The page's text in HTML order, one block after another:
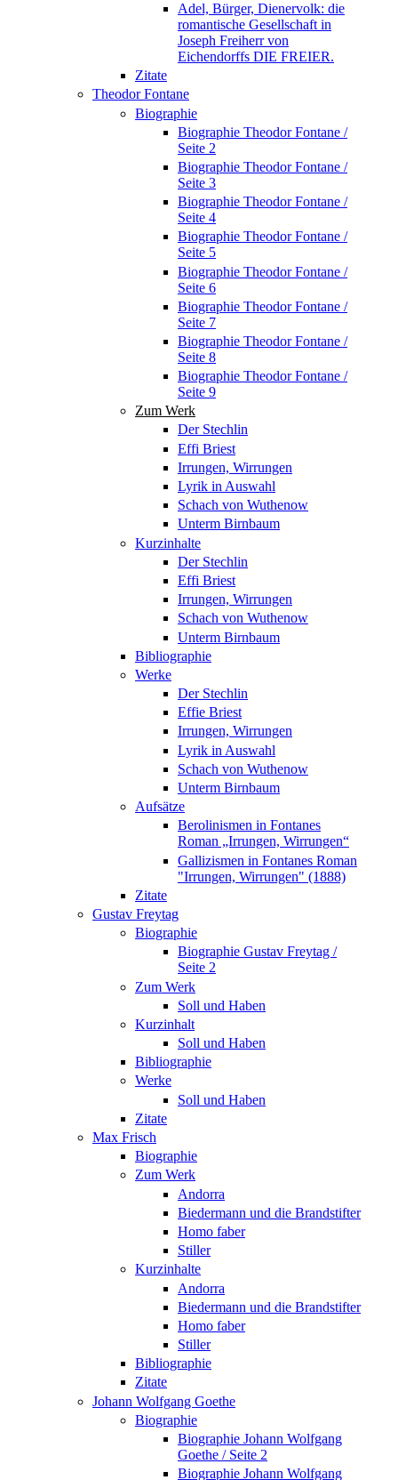
Adel, Bürger, Dienervolk: die
romantische Gesellschaft in
Joseph Freiherr von
Eichendorffs DIE FREIER.
Zitate
Theodor Fontane
Biographie
Biographie Theodor Fontane /
Seite 2
Biographie Theodor Fontane /
Seite 3
Biographie Theodor Fontane /
Seite 4
Biographie Theodor Fontane /
Seite 5
Biographie Theodor Fontane /
Seite 6
Biographie Theodor Fontane /
Seite 7
Biographie Theodor Fontane /
Seite 8
Biographie Theodor Fontane /
Seite 9
Zum Werk
Der Stechlin
Effi Briest
Irrungen, Wirrungen
Lyrik in Auswahl
Schach von Wuthenow
Unterm Birnbaum
Kurzinhalte
Der Stechlin
Effi Briest
Irrungen, Wirrungen
Schach von Wuthenow
Unterm Birnbaum
Bibliographie
Werke
Der Stechlin
Effie Briest
Irrungen, Wirrungen
Lyrik in Auswahl
Schach von Wuthenow
Unterm Birnbaum
Aufsätze
Berolinismen in Fontanes
Roman „Irrungen, Wirrungen“
Gallizismen in Fontanes Roman
"Irrungen, Wirrungen" (1888)
Zitate
Gustav Freytag
Biographie
Biographie Gustav Freytag /
Seite 2
Zum Werk
Soll und Haben
Kurzinhalt
Soll und Haben
Bibliographie
Werke
Soll und Haben
Zitate
Max Frisch
Biographie
Zum Werk
Andorra
Biedermann und die Brandstifter
Homo faber
Stiller
Kurzinhalte
Andorra
Biedermann und die Brandstifter
Homo faber
Stiller
Bibliographie
Zitate
Johann Wolfgang Goethe
Biographie
Biographie Johann Wolfgang
Goethe / Seite 2
Biographie Johann Wolfgang